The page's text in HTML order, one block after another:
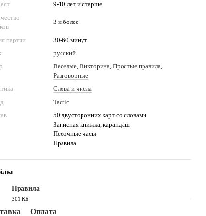
9-10 лет и старше
3 и более
партии
30-60 минут
русский
Веселые, Викторина, Простые правила,
Разговорные
Слова и числа
Tactic
50 двусторонних карт со словами
Записная книжка, карандаш
Песочные часы
Правила
Правила
301 КБ
Оплата